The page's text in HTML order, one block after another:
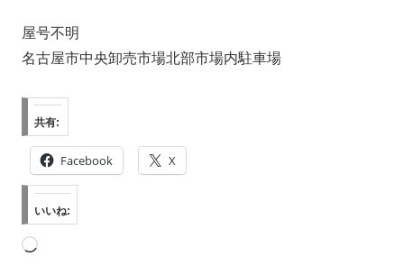
屋号不明
名古屋市中央卸売市場北部市場内駐車場
共有:
Facebook X
いいね:
読